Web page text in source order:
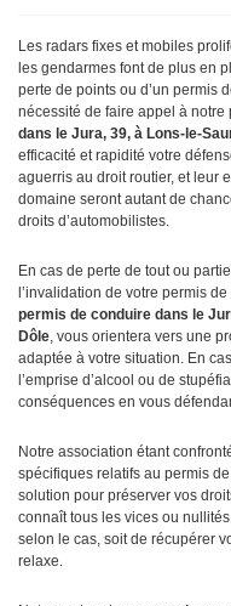
Les radars fixes et mobiles
les gendarmes font de plus en
perte de points ou d’un permis
nécessité de faire appel à notre
dans le Jura, 39, à Lons-le-
efficacité et rapidité votre
aguerris au droit routier, et leur
domaine seront autant de
droits d’automobilistes.
En cas de perte de tout ou
l’invalidation de votre permis
permis de conduire dans le
Dôle, vous orientera vers une
adaptée à votre situation. En
l’emprise d’alcool ou de
conséquences en vous
Notre association étant
spécifiques relatifs au permis
solution pour préserver vos
connaît tous les vices ou
selon le cas, soit de récupérer
relaxe.